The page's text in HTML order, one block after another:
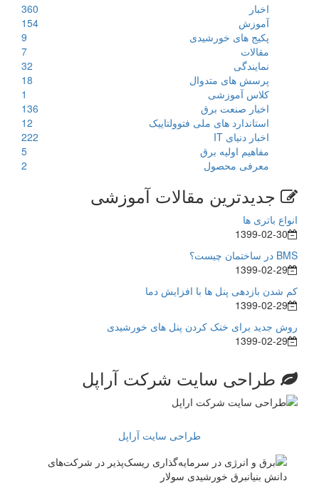
اخبار
360
آموزش
154
پکیج های خورشیدی
9
مقالات
7
نمایندگی
32
پرسش های متدوال
18
کلاس آموزشی
1
اخبار صنعت برق
136
استاندارد های ملی فتوولتاییک
12
اخبار دنیای IT
222
مفاهیم اولیه برق
5
معرفی محصول
2
جدیدترین مقالات آموزشی
انواع باتری ها
1399-02-30
BMS در ساختمان چیست؟
1399-02-29
کم شدن بازدهی پنل ها با افزایش دما
1399-02-29
روش جدید برای خنک کردن پنل های خورشیدی
1399-02-29
طراحی سایت شرکت آراپل
طراحی سایت آراپل